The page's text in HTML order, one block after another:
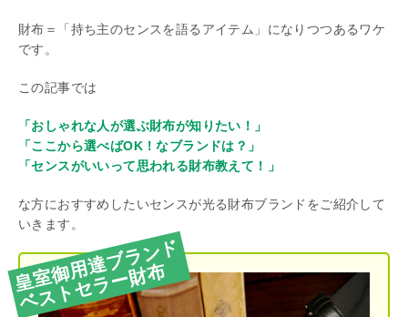
財布＝「持ち主のセンスを語るアイテム」になりつつあるワケ
です。
この記事では
「おしゃれな人が選ぶ財布が知りたい！」
「ここから選べばOK！なブランドは？」
「センスがいいって思われる財布教えて！」
な方におすすめしたいセンスが光る財布ブランドをご紹介して
いきます。
皇室御用達ブランド
ベストセラー財布